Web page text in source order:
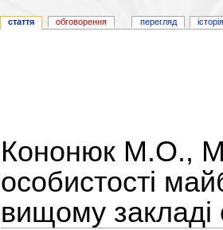
Кононюк М.О.,
особистості
вищому закладі
стаття обговорення перегляд